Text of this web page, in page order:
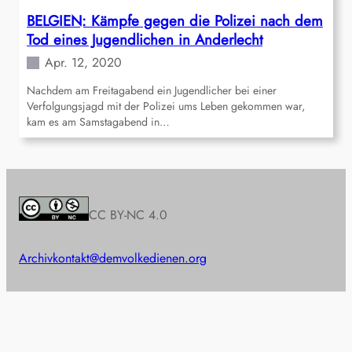
BELGIEN: Kämpfe gegen die Polizei nach dem
Tod eines Jugendlichen in Anderlecht
Apr. 12, 2020
Nachdem am Freitagabend ein Jugendlicher bei einer
Verfolgungsjagd mit der Polizei ums Leben gekommen war,
kam es am Samstagabend in…
CC BY-NC 4.0
Archivkontakt@demvolkedienen.org